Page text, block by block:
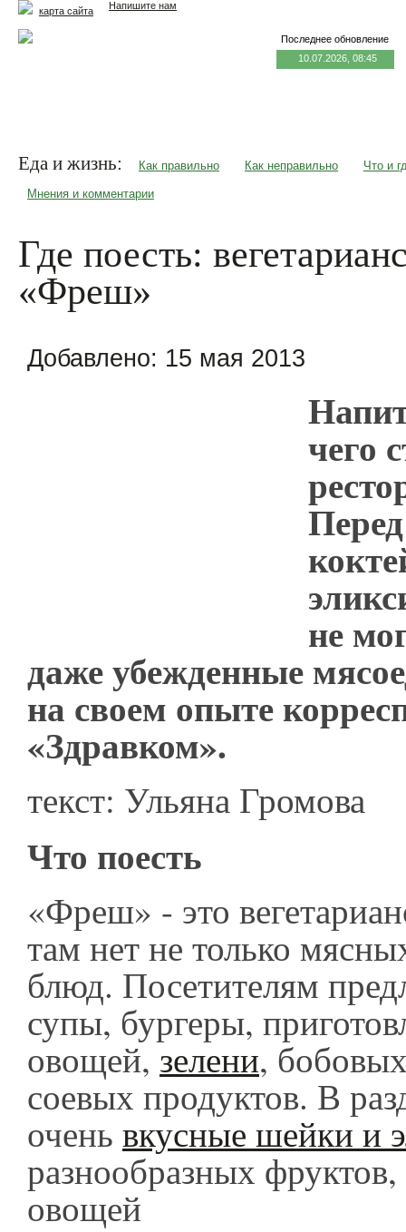
Напишите нам
карта сайта
Последнее обновление
10.07.2026, 08:45
Еда и жизнь: Как правильно Как неправильно Что и
Мнения и комментарии
Где поесть:
«Фреш»
Добавлено: 15 мая 2013
чего
не
даже убежденные
на своем опыте
«Здравком».
текст: Ульяна Громова
Что поесть
«Фреш» - это
там нет не только
блюд. Посетителям
супы, бургеры,
овощей,зелени,
соевых продуктов. В
очень вкусные шейки и
разнообразных
овощей